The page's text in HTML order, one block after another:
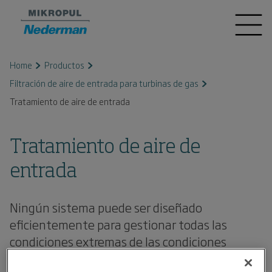
Home
Productos
Filtración de aire de entrada para turbinas de gas
Tratamiento de aire de entrada
Tratamiento de aire de
entrada
Ningún sistema puede ser diseñado
eficientemente para gestionar todas las
condiciones extremas de las condiciones
atmosféricas. De hecho, después de su puesta